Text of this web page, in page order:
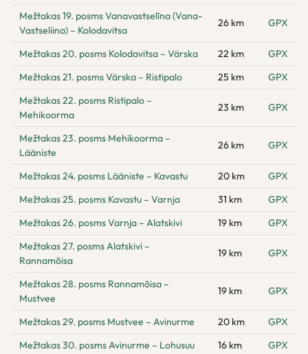
Mežtakas 19. posms Vanavastselīna (Vana-
Vastseliina) – Kolodavitsa
26 km GPX
Mežtakas 20. posms Kolodavitsa – Värska 22 km
GPX
Mežtakas 21. posms Värska – Ristipalo
25 km
GPX
Mežtakas 22. posms Ristipalo –
Mehikoorma
23 km GPX
Mežtakas 23. posms Mehikoorma –
Lääniste
26 km GPX
Mežtakas 24. posms Lääniste – Kavastu 20 km
GPX
Mežtakas 25. posms Kavastu – Varnja
31 km
GPX
Mežtakas 26. posms Varnja – Alatskivi
19 km
GPX
Mežtakas 27. posms Alatskivi –
Rannamõisa
19 km GPX
Mežtakas 28. posms Rannamõisa –
Mustvee
19 km GPX
Mežtakas 29. posms Mustvee – Avinurme 20 km
GPX
Mežtakas 30. posms Avinurme – Lohusuu
16 km GPX